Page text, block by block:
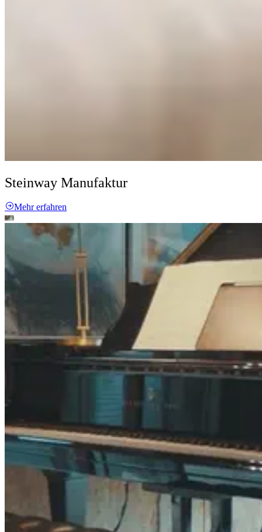
Steinway Manufaktur
Mehr erfahren